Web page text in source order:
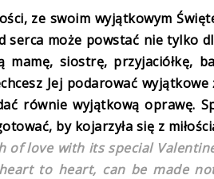
ze swoim wyjątkowym
serca może powstać nie tylko
mamę, siostrę, przyjaciółkę,
Jej podarować
równie wyjątkową oprawę.
by kojarzyła się z
of love with its special
to heart, can be made